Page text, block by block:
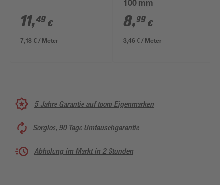
11,49 €
7,18 € / Meter
100 mm
8,99 €
3,46 € / Meter
5 Jahre Garantie auf toom Eigenmarken
Sorglos, 90 Tage Umtauschgarantie
Abholung im Markt in 2 Stunden